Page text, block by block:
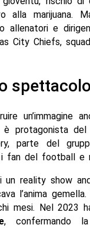
alla marijuana.
e
City Chiefs,
spettacolo
un’immagine
è protagonista
parte del
fan del football e
reality show
l’anima
mesi. Nel 2023
, confermando